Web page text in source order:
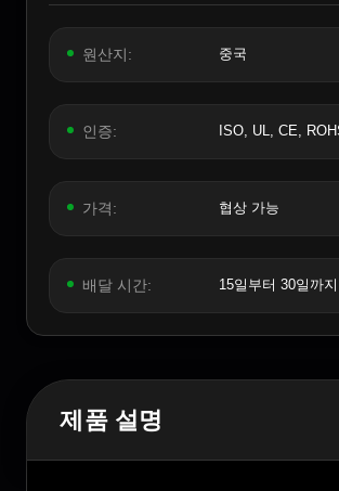
원산지: 중국
인증: ISO, UL, CE,
가격: 협상 가능
배달 시간: 15일부터 30일까
제품 설명